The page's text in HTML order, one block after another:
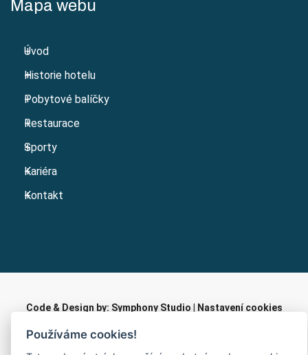
Mapa webu
Úvod
Historie hotelu
Pobytové balíčky
Restaurace
Sporty
Kariéra
Kontakt
© 2026 | Sport V Hotel Hrotovice - Všechna práva vyhrazena
Code & Design by: Symphony Studio Nastavení cookies
Používáme cookies!